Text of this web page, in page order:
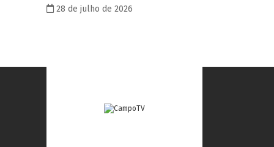
28 de julho de 2026